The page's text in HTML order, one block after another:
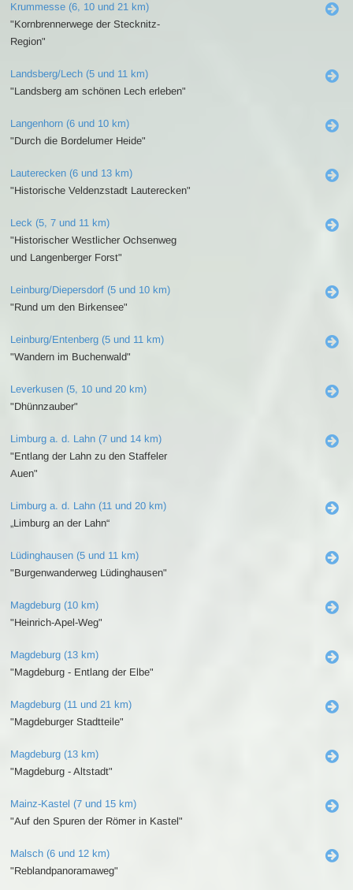
Krummesse (6, 10 und 21 km)
"Kornbrennerwege der Stecknitz-
Region"
Landsberg/Lech (5 und 11 km)
"Landsberg am schönen Lech erleben"
Langenhorn (6 und 10 km)
"Durch die Bordelumer Heide"
Lauterecken (6 und 13 km)
"Historische Veldenzstadt Lauterecken"
Leck (5, 7 und 11 km)
"Historischer Westlicher Ochsenweg
und Langenberger Forst"
Leinburg/Diepersdorf (5 und 10 km)
"Rund um den Birkensee"
Leinburg/Entenberg (5 und 11 km)
"Wandern im Buchenwald"
Leverkusen (5, 10 und 20 km)
"Dhünnzauber"
Limburg a. d. Lahn (7 und 14 km)
"Entlang der Lahn zu den Staffeler
Auen"
Limburg a. d. Lahn (11 und 20 km)
„Limburg an der Lahn“
Lüdinghausen (5 und 11 km)
"Burgenwanderweg Lüdinghausen"
Magdeburg (10 km)
"Heinrich-Apel-Weg"
Magdeburg (13 km)
"Magdeburg - Entlang der Elbe"
Magdeburg (11 und 21 km)
"Magdeburger Stadtteile"
Magdeburg (13 km)
"Magdeburg - Altstadt"
Mainz-Kastel (7 und 15 km)
"Auf den Spuren der Römer in Kastel"
Malsch (6 und 12 km)
"Reblandpanoramaweg"